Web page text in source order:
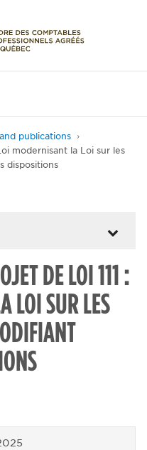
publications
modernisant la Loi sur les
dispositions
DE LOI 111 :
LOI SUR LES